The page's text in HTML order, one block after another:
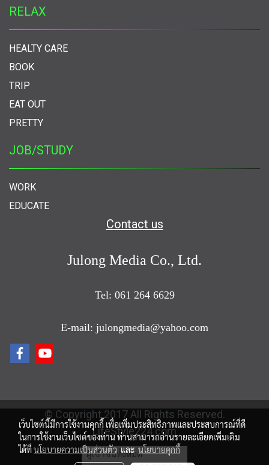
RELAX
HEALTY CARE
BOOK
TRIP
EAT OUT
PRETTY
JOB/STUDY
WORK
EDUCATE
Contact us
Julong Media Co., Ltd.
Tel: 061 264 6629
E-mail: julongmedia@yahoo.com
© Copyright 2017 All Rights Reserved.
LifeStyle224.com
ผู้เข้าชมทั้งหมด
เว็บไซต์นี้มีการใช้งานคุกกี้ เพื่อเพิ่มประสิทธิภาพและประสบการณ์ที่ดี
ในการใช้งานเว็บไซต์ของท่าน ท่านสามารถอ่านรายละเอียดเพิ่มเติม
ได้ที่นโยบายความเป็นส่วนตัวและนโยบายคุกกี้